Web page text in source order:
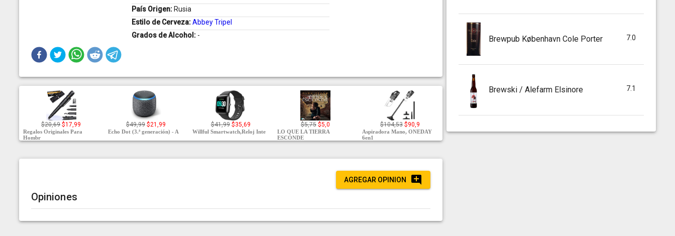
País Origen: Rusia
Estilo de Cerveza:Abbey Tripel
Grados de Alcohol: -
$20,69 $17,99
Regalos Originales Para
Hombr
$49,99 $21,99
Echo Dot (3.ª generación) - A
$41,99 $35,69
Willful Smartwatch,Reloj Inte
$5,75 $5,0
LO QUE LA TIERRA
ESCONDE
$104,53 $90,9
Aspiradora Mano, ONEDAY
6en1
AGREGAR OPINION
Opiniones
Brewpub København Cole Porter 7.0
Brewski / Alefarm Elsinore 7.1